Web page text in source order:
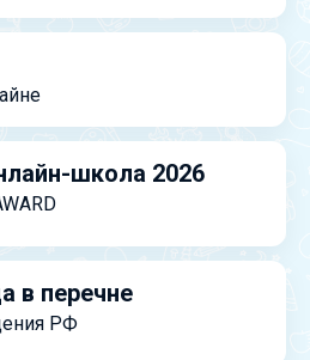
школа 2026
в перечне
РФ